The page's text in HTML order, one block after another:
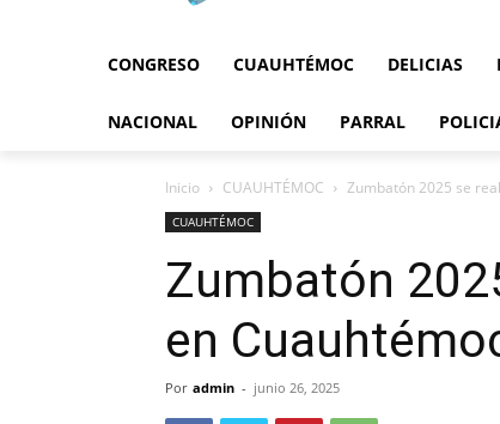
CONGRESO CUAUHTÉMOC DELICIAS
NACIONAL OPINIÓN PARRAL
Inicio CUAUHTÉMOC Zumbatón 2025 se
CUAUHTÉMOC
Zumbatón
en
Por admin - junio 26, 2025